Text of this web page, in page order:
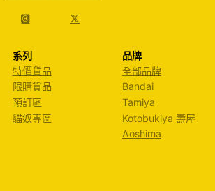
系列
特價貨品
限購貨品
預訂區
貓奴專區
品牌
全部品牌
Bandai
Tamiya
Kotobukiya 壽屋
Aoshima